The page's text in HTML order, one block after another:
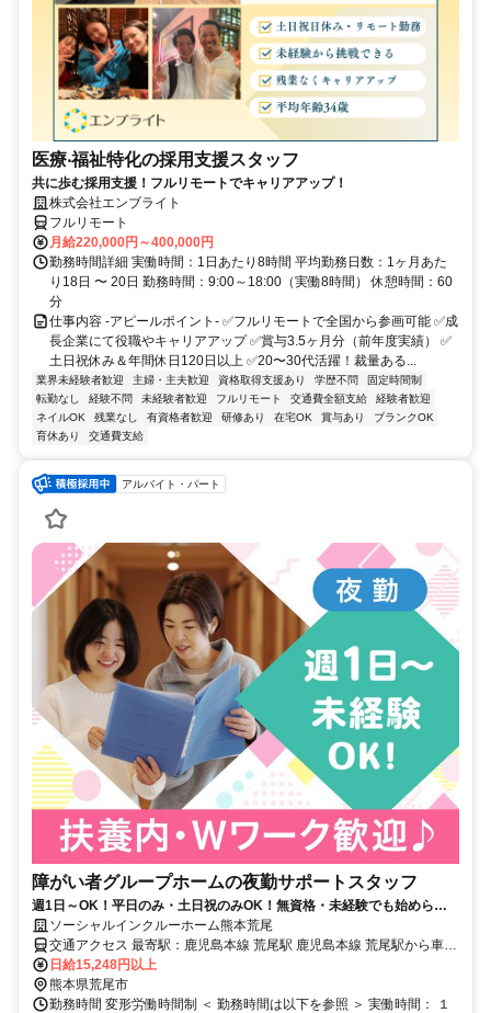
医療‧福祉特化の採用支援スタッフ
共に歩む採用支援！フルリモートでキャリアアップ！
株式会社エンブライト
フルリモート
月給220,000円～400,000円
勤務時間詳細 実働時間：1日あたり8時間 平均勤務日数：1ヶ月あた
り18日 〜 20日 勤務時間：9:00～18:00（実働8時間） 休憩時間：60
分
仕事内容 -アピールポイント- ✅フルリモートで全国から参画可能 ✅成
長企業にて役職やキャリアアップ ✅賞与3.5ヶ月分（前年度実績） ✅
土日祝休み＆年間休日120日以上 ✅20〜30代活躍！裁量ある...
業界未経験者歓迎 主婦・主夫歓迎 資格取得支援あり 学歴不問
固定時間制
転勤なし
経験不問 未経験者歓迎 フルリモート 交通費全額支給
経験者歓迎
ネイルOK
残業なし 有資格者歓迎 研修あり 在宅OK 賞与あり
ブランクOK
育休あり
交通費支給
アルバイト・パート
障がい者グループホームの夜勤サポートスタッフ
週1日～OK！平日のみ・土日祝のみOK！無資格・未経験でも始められ
ます。目の前の人に喜んでいただくことに、一生懸命になれる仕事で
す。
ソーシャルインクルーホーム熊本荒尾
交通アクセス 最寄駅：鹿児島本線 荒尾駅 鹿児島本線 荒尾駅から車4
分（徒歩18分）
日給15,248円以上
熊本県荒尾市
勤務時間 変形労働時間制 ＜ 勤務時間は以下を参照 ＞ 実働時間： １